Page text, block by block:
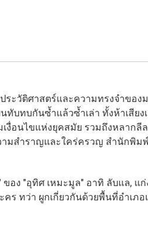
ระวัติศาสตร์และความทรงจำข
บทบกันซ้ำแล้วซ้ำเล่า ทั้งห้าเสีย
เงื่อนไขแห่งยุคสมัย รวมถึงหลา
มสำราญและใคร่ครวญ สำนักพิ
ง "อุทิศ เหมะมูล" อาทิ ลับแล, แ
ทว่า ผูกเกี่ยวกันด้วยพื้นที่อำเภ